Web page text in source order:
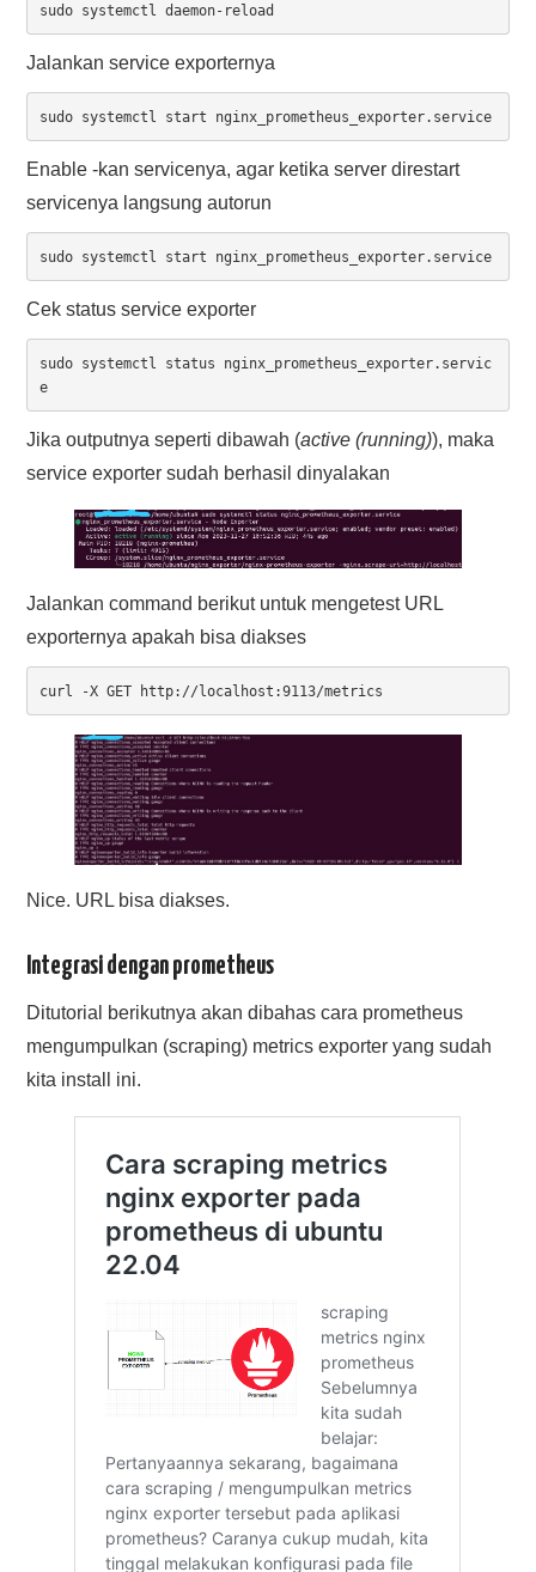
sudo systemctl daemon-reload
Jalankan service exporternya
sudo systemctl start nginx_prometheus_exporter.service
Enable -kan servicenya, agar ketika server direstart
servicenya langsung autorun
sudo systemctl start nginx_prometheus_exporter.service
Cek status service exporter
sudo systemctl status nginx_prometheus_exporter.servic
e
Jika outputnya seperti dibawah (active (running)), maka
service exporter sudah berhasil dinyalakan
Jalankan command berikut untuk mengetest URL
exporternya apakah bisa diakses
curl -X GET http://localhost:9113/metrics
Nice. URL bisa diakses.
Integrasi dengan prometheus
Ditutorial berikutnya akan dibahas cara prometheus
mengumpulkan (scraping) metrics exporter yang sudah
kita install ini.